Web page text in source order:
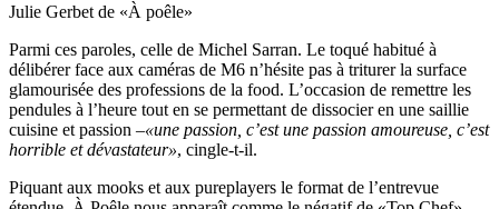
Julie Gerbet de «À poêle»
Parmi ces paroles, celle de Michel Sarran. Le toqué habitué à
délibérer face aux caméras de M6 n’hésite pas à triturer la surface
glamourisée des professions de la food. L’occasion de remettre les
pendules à l’heure tout en se permettant de dissocier en une saillie
cuisine et passion –«une passion, c’est une passion amoureuse, c’est
horrible et dévastateur», cingle-t-il.
Piquant aux mooks et aux pureplayers le format de l’entrevue